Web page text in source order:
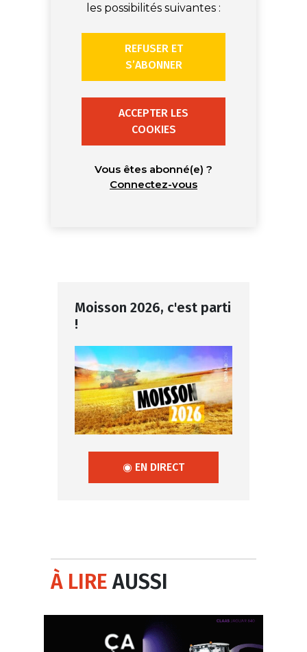
les possibilités suivantes :
REFUSER ET
S’ABONNER
ACCEPTER LES
COOKIES
Vous êtes abonné(e) ?
Connectez-vous
Moisson 2026, c'est parti
!
◉ EN DIRECT
À LIREAUSSI